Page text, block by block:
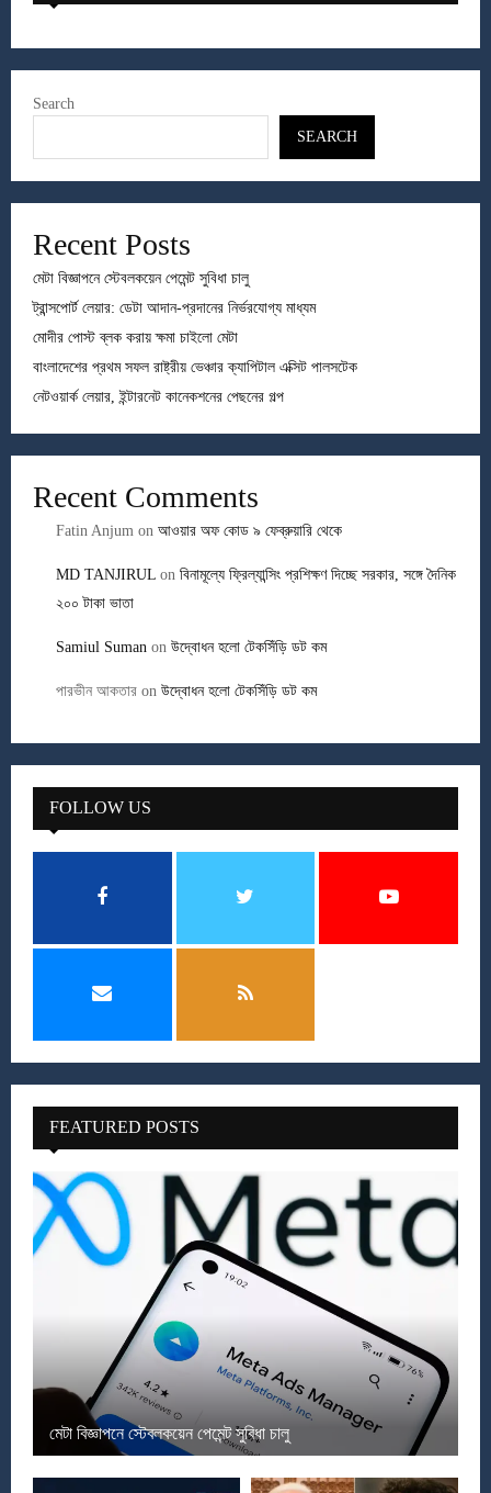
Search
SEARCH
Recent Posts
মেটা বিজ্ঞাপনে স্টেবলকয়েন পেমেন্ট সুবিধা চালু
ট্রান্সপোর্ট লেয়ার: ডেটা আদান-প্রদানের নির্ভরযোগ্য মাধ্যম
মোদীর পোস্ট ব্লক করায় ক্ষমা চাইলো মেটা
বাংলাদেশের প্রথম সফল রাষ্ট্রীয় ভেঞ্চার ক্যাপিটাল এক্সিট পালসটেক
নেটওয়ার্ক লেয়ার, ইন্টারনেট কানেকশনের পেছনের গল্প
Recent Comments
Fatin Anjum on আওয়ার অফ কোড ৯ ফেব্রুয়ারি থেকে
MD TANJIRUL on বিনামূল্যে ফ্রিল্যান্সিং প্রশিক্ষণ দিচ্ছে সরকার, সঙ্গে দৈনিক
২০০ টাকা ভাতা
Samiul Suman on উদ্বোধন হলো টেকসিঁড়ি ডট কম
পারভীন আকতার on উদ্বোধন হলো টেকসিঁড়ি ডট কম
FOLLOW US
FEATURED POSTS
মেটা বিজ্ঞাপনে স্টেবলকয়েন পেমেন্ট সুবিধা চালু